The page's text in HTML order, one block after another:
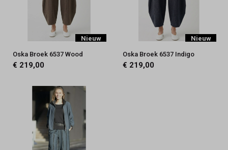
Nieuw
Oska Broek 6537 Wood
€ 219,00
Nieuw
Oska Broek 6537 Indigo
€ 219,00